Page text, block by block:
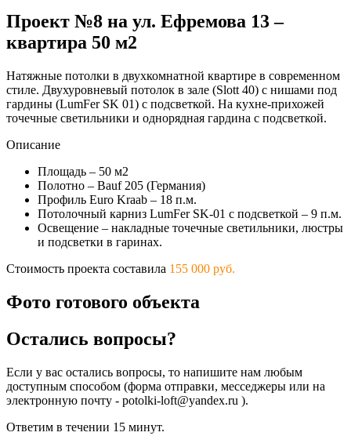
Проект №8 на ул. Ефремова 13 –
квартира 50 м2
Натяжные потолки в двухкомнатной квартире в современном
стиле. Двухуровневый потолок в зале (Slott 40) с нишами под
гардины (LumFer SK 01) с подсветкой. На кухне-прихожей
точечные светильники и однорядная гардина с подсветкой.
Описание
Площадь – 50 м2
Полотно – Bauf 205 (Германия)
Профиль Euro Kraab – 18 п.м.
Потолочный карниз LumFer SK-01 с подсветкой – 9 п.м.
Освещение – накладные точечные светильники, люстры
и подсветки в гаринах.
Стоимость проекта составила 155 000 руб.
Фото готового объекта
Остались вопросы?
Если у вас остались вопросы, то напишите нам любым
доступным способом (форма отправки, месседжеры или на
электронную почту - potolki-loft@yandex.ru ).
Ответим в течении 15 минут.